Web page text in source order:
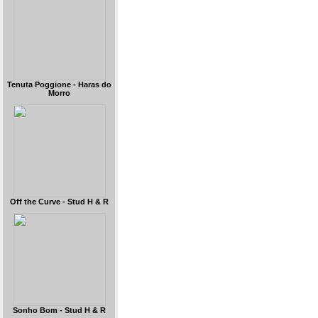
Tenuta Poggione - Haras do
Morro
Off the Curve - Stud H & R
Sonho Bom - Stud H & R